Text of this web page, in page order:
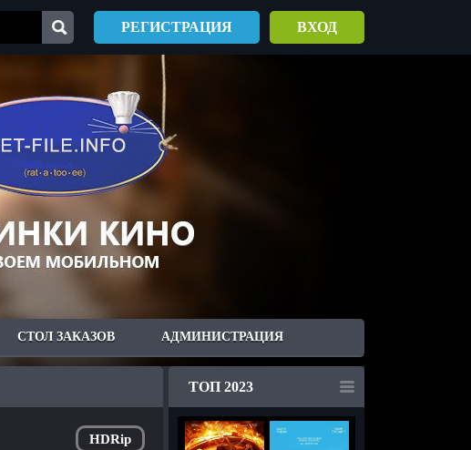
РЕГИСТРАЦИЯ ВХОД
СТОЛ ЗАКАЗОВ АДМИНИСТРАЦИЯ
HDRip
ТОП 2023